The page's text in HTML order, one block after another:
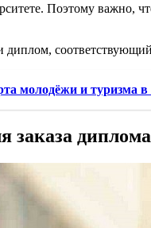
Поэтому
молодёжи и туризма в
заказа диплома